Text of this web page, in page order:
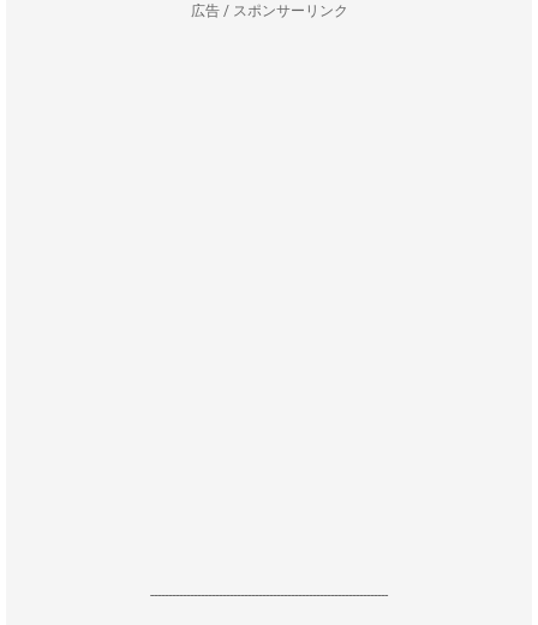
広告 / スポンサーリンク
------------------------------------------------------------------